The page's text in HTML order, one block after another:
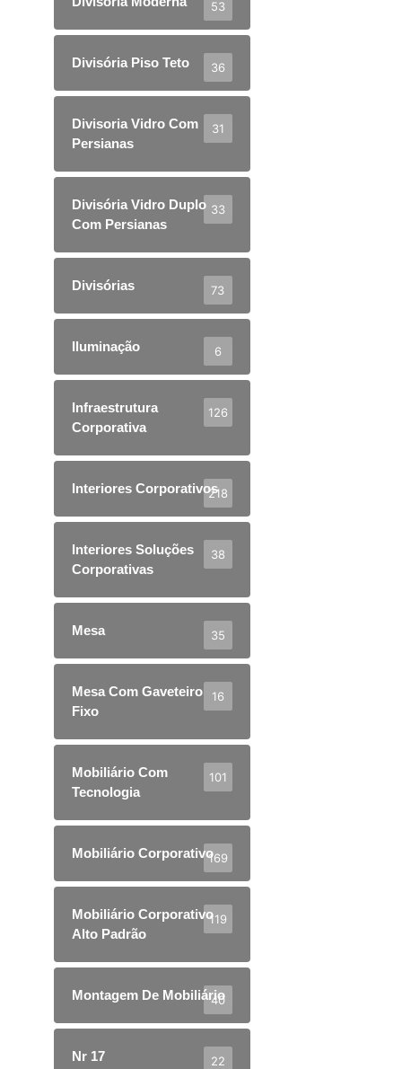
53
Divisória Piso Teto 36
Divisoria Vidro Com
Persianas
31
Divisória Vidro Duplo
Com Persianas
33
Divisórias 73
Iluminação 6
Infraestrutura
Corporativa
126
Interiores Corporativos218
Interiores Soluções
Corporativas
38
Mesa 35
Mesa Com Gaveteiro
Fixo
16
Mobiliário Com
Tecnologia
101
Mobiliário Corporativo169
Mobiliário Corporativo
Alto Padrão
119
Montagem De Mobiliário
40
Nr 17 22